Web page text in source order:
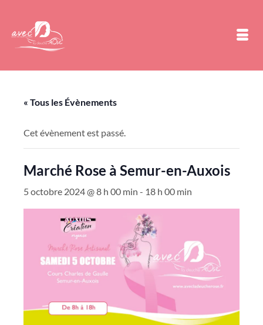
« Tous les Évènements
Cet évènement est passé.
Marché Rose à Semur-en-Auxois
5 octobre 2024 @ 8 h 00 min - 18 h 00 min